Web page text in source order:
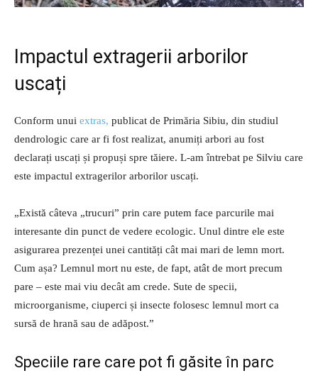
Impactul extragerii arborilor
uscați
Conform unui extras, publicat de Primăria Sibiu, din studiul
dendrologic care ar fi fost realizat, anumiți arbori au fost
declarați uscați și propuși spre tăiere. L-am întrebat pe Silviu care
este impactul extragerilor arborilor uscați.
„Există câteva „trucuri” prin care putem face parcurile mai
interesante din punct de vedere ecologic. Unul dintre ele este
asigurarea prezenței unei cantități cât mai mari de lemn mort.
Cum așa? Lemnul mort nu este, de fapt, atât de mort precum
pare – este mai viu decât am crede. Sute de specii,
microorganisme, ciuperci și insecte folosesc lemnul mort ca
sursă de hrană sau de adăpost.”
Speciile rare care pot fi găsite în parc